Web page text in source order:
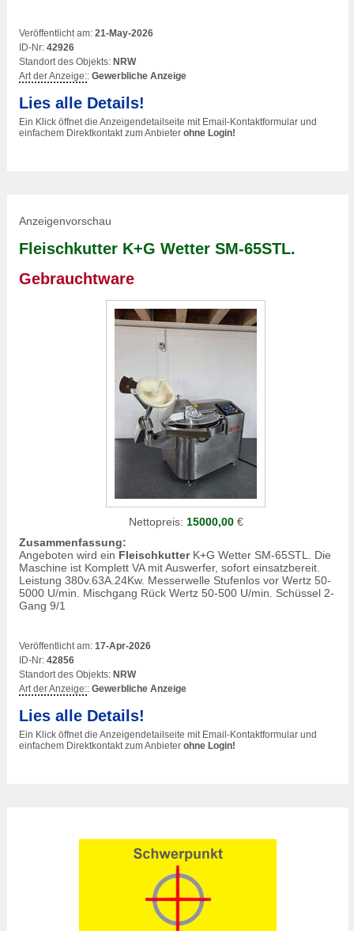
Veröffentlicht am: 21-May-2026
ID-Nr: 42926
Standort des Objekts: NRW
Art der Anzeige:: Gewerbliche Anzeige
Lies alle Details!
Ein Klick öffnet die Anzeigendetailseite mit Email-Kontaktformular und
einfachem Direktkontakt zum Anbieter ohne Login!
Anzeigenvorschau
Fleischkutter K+G Wetter SM-65STL.
Gebrauchtware
Nettopreis: 15000,00€
Zusammenfassung:
Angeboten wird ein FleischkutterK+G Wetter SM-65STL. Die
Maschine ist Komplett VA mit Auswerfer, sofort einsatzbereit.
Leistung 380v.63A.24Kw. Messerwelle Stufenlos vor Wertz 50-
5000 U/min. Mischgang Rück Wertz 50-500 U/min. Schüssel 2-
Gang 9/1
Veröffentlicht am: 17-Apr-2026
ID-Nr: 42856
Standort des Objekts: NRW
Art der Anzeige:: Gewerbliche Anzeige
Lies alle Details!
Ein Klick öffnet die Anzeigendetailseite mit Email-Kontaktformular und
einfachem Direktkontakt zum Anbieter ohne Login!